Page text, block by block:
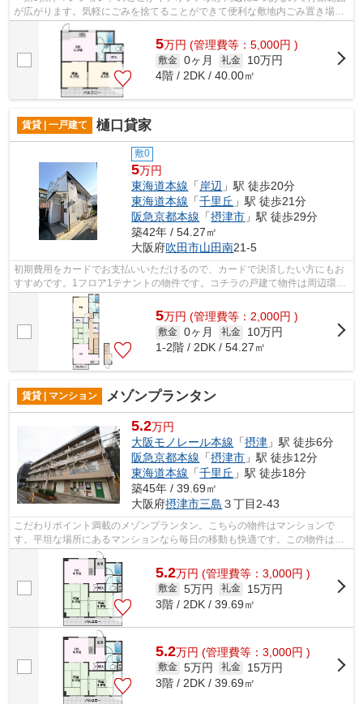
が広がります。気軽にごみを捨てることができて便利な敷地内ごみ置き場つ
きの物件です。この物件は強度の高いR...
5万円 (管理費等：5,000円 )
敷金 0ヶ月 礼金
10万円
4階 / 2DK / 40.00㎡
賃貸 | 一戸建て 樋口貸家
敷0
5万円
東海道本線 「 岸辺 」駅 徒歩20分
東海道本線 「千里丘 」駅 徒歩21分
阪急京都本線 「摂津市 」駅 徒歩29分
築42年 / 54.27㎡
大阪府吹田市山田南21-5
初期費用をカードでお支払いいただけるので、カードで決済したい方にもお
すすめです。1フロア1テナントの物件です。コチラの戸建て物件は周辺環境
も良く、子育てにもうってつけです。2...
5万円 (管理費等：2,000円 )
敷金 0ヶ月 礼金
10万円
1-2階 / 2DK / 54.27㎡
賃貸 | マンション メゾンプランタン
5.2万円
大阪モノレール本線 「摂津 」駅 徒歩6分
阪急京都本線 「摂津市 」駅 徒歩12分
東海道本線 「千里丘 」駅 徒歩18分
築45年 / 39.69㎡
大阪府摂津市三島 ３丁目2-43
こだわりポイント満載のメゾンプランタン。こちらの物件はマンションで
す。平坦な場所にあるマンションなら毎日の移動も快適です。この物件は強
度の高いRC構造です。ミライズ吹田店に...
5.2万円 (管理費等：3,000円 )
敷金 5万円 礼金
15万円
3階 / 2DK / 39.69㎡
5.2万円 (管理費等：3,000円 )
敷金 5万円 礼金
15万円
3階 / 2DK / 39.69㎡